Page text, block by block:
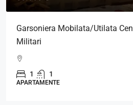
Garsoniera Mobilata/Utilata
Militari
1 1
APARTAMENTE